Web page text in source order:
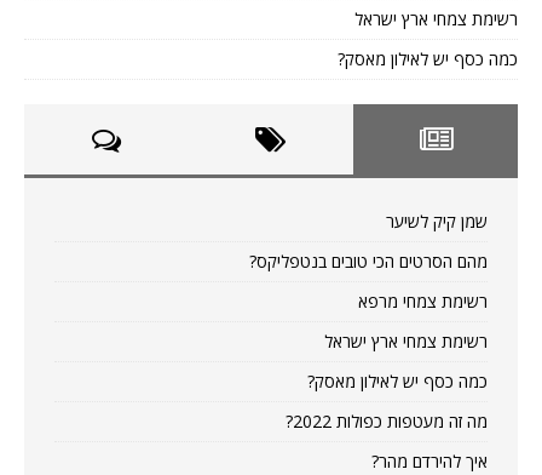
רשימת צמחי ארץ ישראל
כמה כסף יש לאילון מאסק?
שמן קיק לשיער
מהם הסרטים הכי טובים בנטפליקס?
רשימת צמחי מרפא
רשימת צמחי ארץ ישראל
כמה כסף יש לאילון מאסק?
מה זה מעטפות כפולות 2022?
איך להירדם מהר?